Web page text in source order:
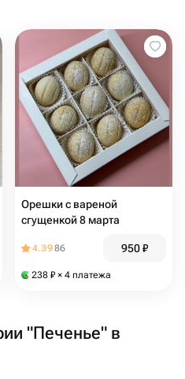
Орешки с вареной
сгущенкой 8 марта
4.3986 950₽
238 ₽ × 4 платежа
"Печенье" в